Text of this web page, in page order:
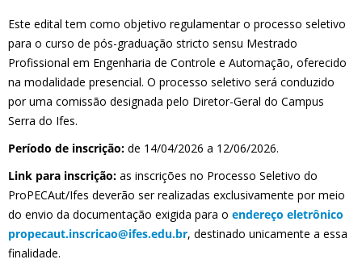
Este edital tem como objetivo regulamentar o processo seletivo
para o curso de pós-graduação stricto sensu Mestrado
Profissional em Engenharia de Controle e Automação, oferecido
na modalidade presencial. O processo seletivo será conduzido
por uma comissão designada pelo Diretor-Geral do Campus
Serra do Ifes.
Período de inscrição: de 14/04/2026 a 12/06/2026.
Link para inscrição: as inscrições no Processo Seletivo do
ProPECAut/Ifes deverão ser realizadas exclusivamente por meio
do envio da documentação exigida para o endereço eletrônico
propecaut.inscricao@ifes.edu.br, destinado unicamente a essa
finalidade.